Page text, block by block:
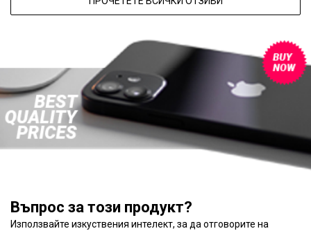
Въпрос за този продукт?
Използвайте изкуствения интелект, за да отговорите на